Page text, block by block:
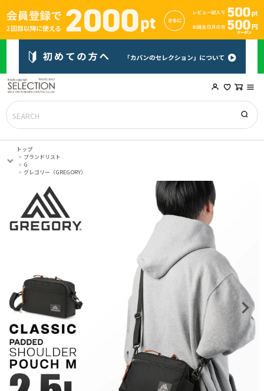
トップ
ブランドリスト
G
グレゴリー（GREGORY）